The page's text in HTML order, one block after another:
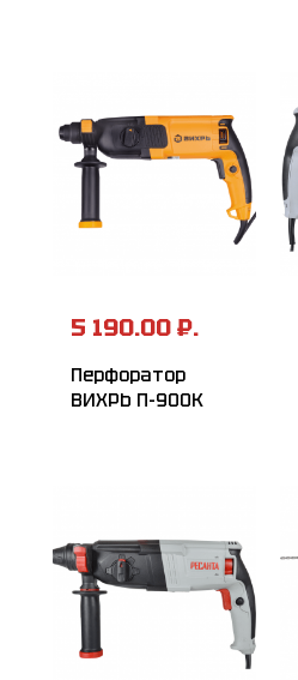
5 190.00 ₽.
Перфоратор
ВИХРЬ П-900К